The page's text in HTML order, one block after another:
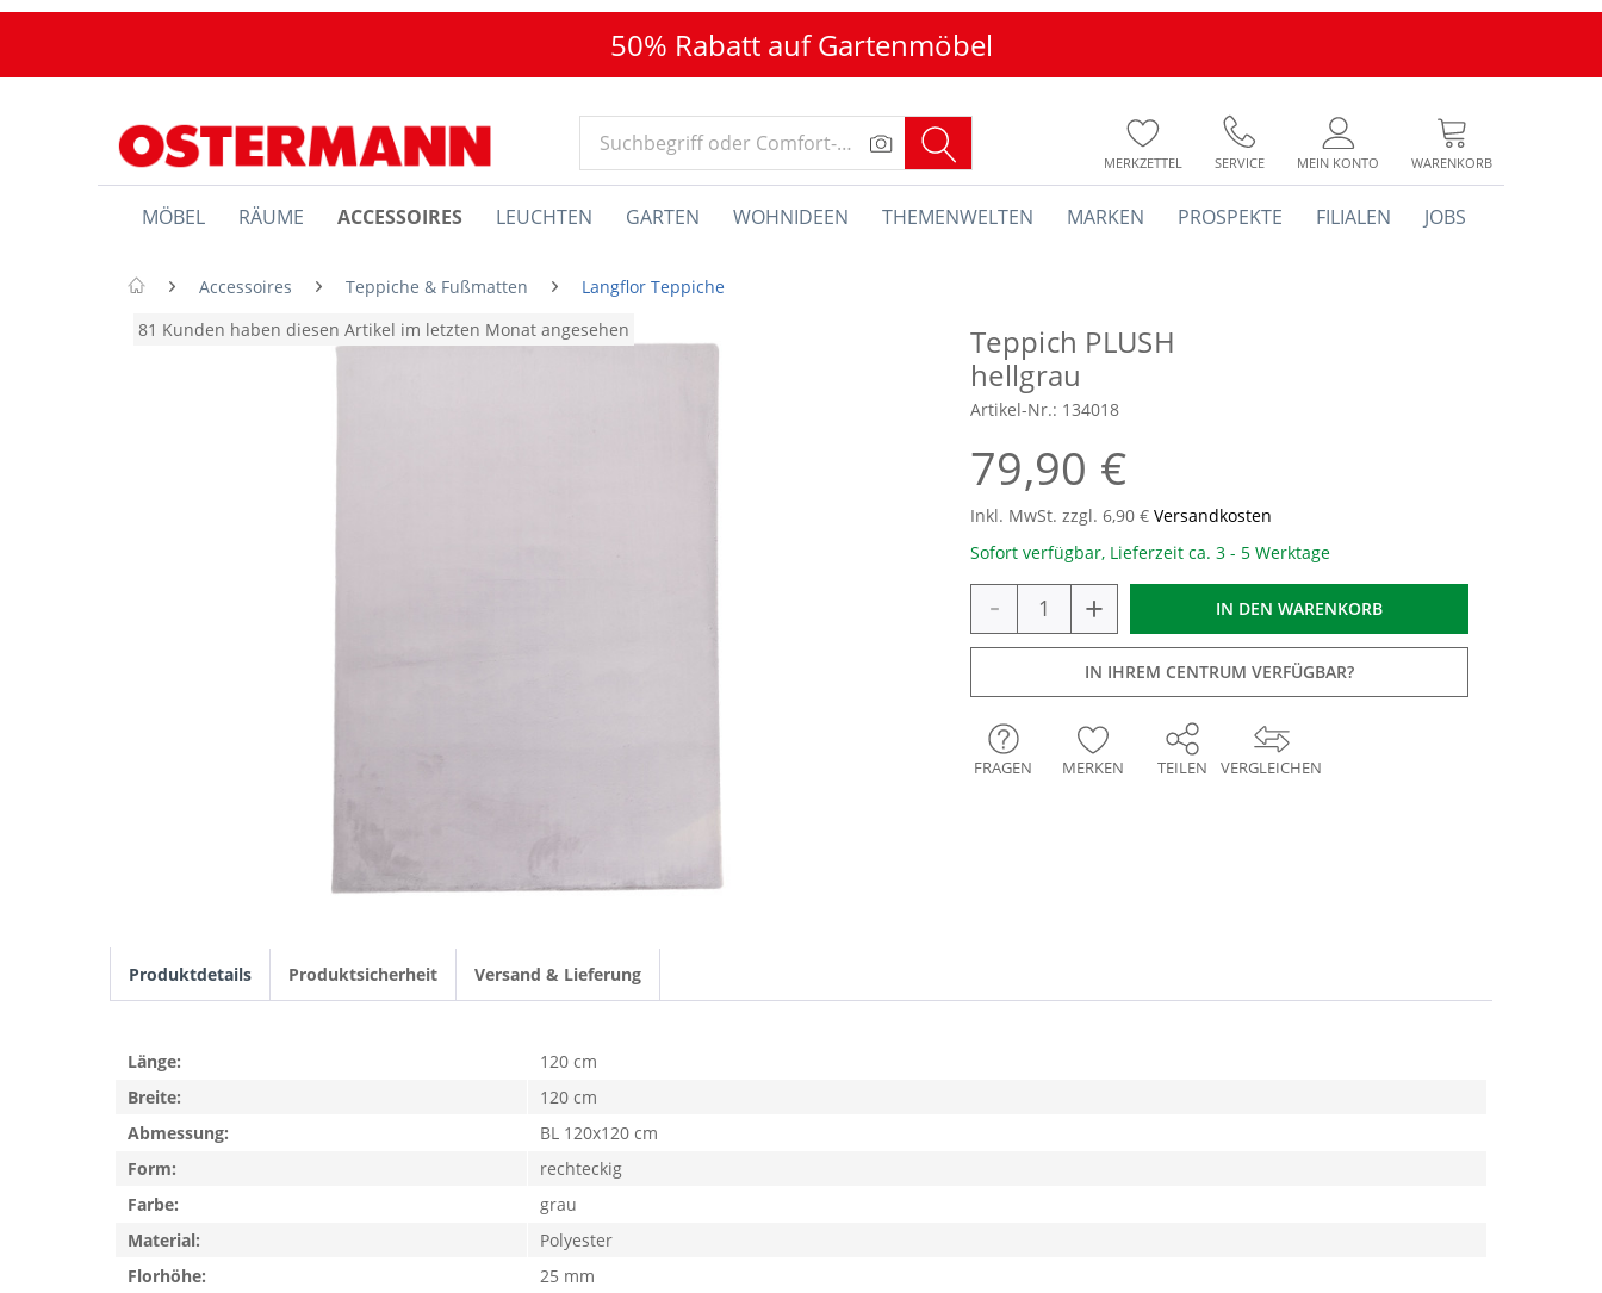
50% Rabatt auf Gartenmöbel
MERKZETTEL SERVICE MEIN KONTO WARENKORB
MÖBEL RÄUME ACCESSOIRES LEUCHTEN GARTEN WOHNIDEEN THEMENWELTEN MARKEN PROSPEKTE FILIALEN JOBS
Accessoires Teppiche & Fußmatten
Langflor Teppiche
81 Kunden haben diesen Artikel im letzten Monat angesehen
Teppich PLUSH
hellgrau
Artikel-Nr.: 134018
79,90 €
Inkl. MwSt. zzgl. 6,90 € Versandkosten
Sofort verfügbar, Lieferzeit ca. 3 - 5 Werktage
- + IN DEN WARENKORB
IN IHREM CENTRUM VERFÜGBAR?
VERGLEICHEN
FRAGEN MERKEN TEILEN
Produktdetails Produktsicherheit Versand & Lieferung
Länge:
120 cm
Breite:
120 cm
Abmessung:
BL 120x120 cm
Form:
rechteckig
Farbe:
grau
Material:
Polyester
Florhöhe:
25 mm